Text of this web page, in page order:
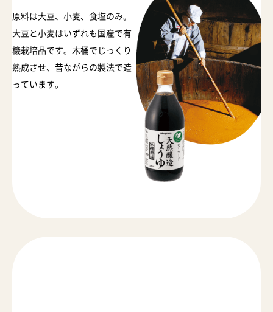
原料は大豆、小麦、食塩のみ。
大豆と小麦はいずれも国産で有
機栽培品です。木桶でじっくり
熟成させ、昔ながらの製法で造
っています。